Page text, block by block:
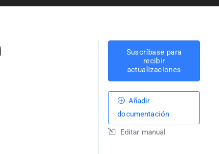
Suscríbase para
recibir
actualizaciones
Editar manual
Añadir
documentación